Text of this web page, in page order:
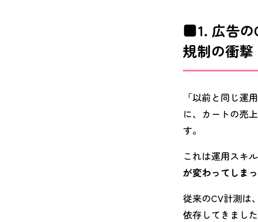
1. 広告
規制の衝撃
「以前と同じ運
に、カートの売
す。
これは運用スキ
が変わってしま
従来のCV計測は
依存してきまし